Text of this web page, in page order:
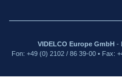
VIDELCO Europe GmbH -
Fon: +49 (0) 2102 / 86 39-00 • Fax: